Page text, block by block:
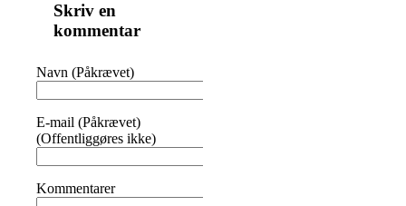
Skriv en
kommentar
Navn (Påkrævet)
E-mail (Påkrævet)
(Offentliggøres ikke)
Kommentarer